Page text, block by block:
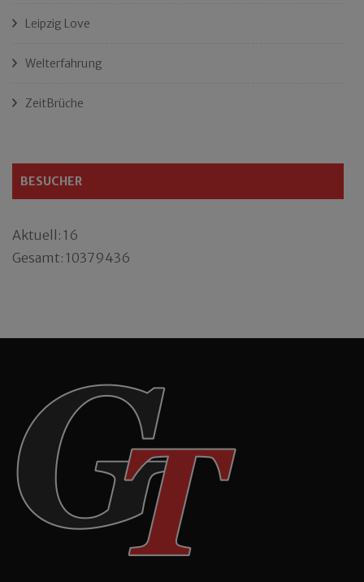
Leipzig Love
Welterfahrung
ZeitBrüche
BESUCHER
Aktuell: 16
Gesamt: 10379436